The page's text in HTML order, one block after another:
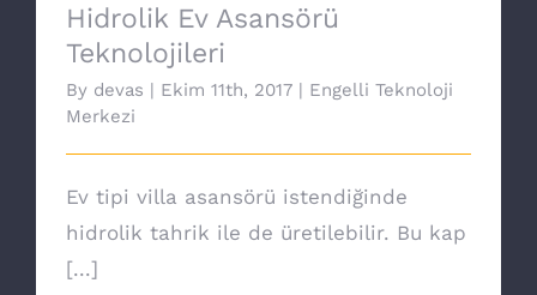
Hidrolik Ev Asansörü
Teknolojileri
By devas | Ekim 11th, 2017 | Engelli Teknoloji
Merkezi
Ev tipi villa asansörü istendiğinde
hidrolik tahrik ile de üretilebilir. Bu kap
[...]